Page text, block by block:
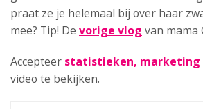
praat ze je helemaal bij over haar
mee? Tip! De vorige vlog van mama
Accepteer statistieken, marketing
video te bekijken.